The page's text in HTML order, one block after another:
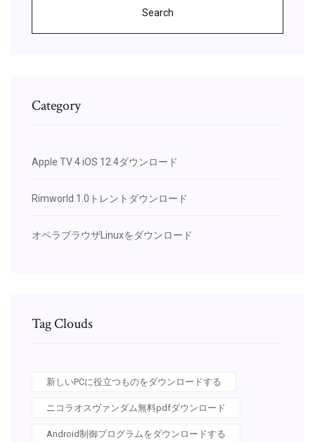
Search
Category
Apple TV 4 iOS 12.4ダウンロード
Rimworld 1.0トレントダウンロード
オペラブラウザLinuxをダウンロード
Tag Clouds
新しいPCに役立つものをダウンロードする
ニコラオスヴァンダム無料pdfダウンロード
Android制御プログラムをダウンロードする